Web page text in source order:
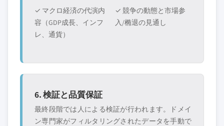
✓ マクロ経済の代演内
容（GDP成長、インフ
レ、通貨）
✓ 競争の動態と市場参
入/椭退の見通し
6. 検証と品質保証
最終段階では人による検証が行われます。ドメイ
ン専門家がフィルタリングされたデータを手動で